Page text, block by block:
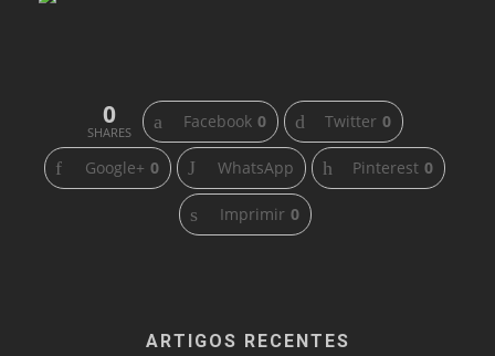
0
SHARES
Facebook 0 Twitter 0
Google+ 0 WhatsApp Pinterest 0
Imprimir 0
ARTIGOS RECENTES